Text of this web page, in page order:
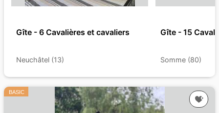
Gîte - 6 Cavalières et cavaliers
Neuchâtel (13)
Gîte - 15
Somme (80)
BASIC